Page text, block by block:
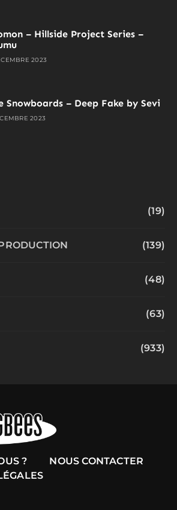
– Hillside Project Series –
2023
Snowboards – Deep Fake by Sevi
2023
(19)
(139)
(48)
(63)
(933)
?
NOUS CONTACTER